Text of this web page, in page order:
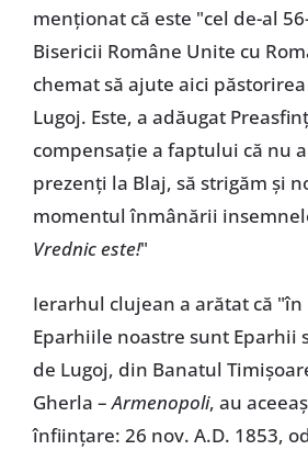
menționat că este "cel de-al
Bisericii Române Unite cu
chemat să ajute aici
Lugoj. Este, a adăugat
compensație a faptului că nu
prezenți la Blaj, să strigăm și
momentul înmânării
Vrednic este!"
Ierarhul clujean a arătat că
Eparhiile noastre sunt Eparhii
de Lugoj, din Banatul
Gherla –Armenopoli, au
înființare: 26 nov. A.D. 1853,